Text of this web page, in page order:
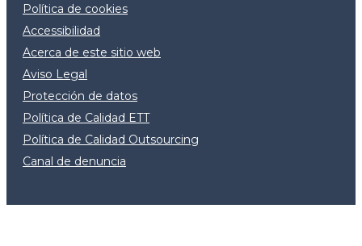
Política de cookies
Accessibilidad
Acerca de este sitio web
Aviso Legal
Protección de datos
Política de Calidad ETT
Política de Calidad Outsourcing
Canal de denuncia